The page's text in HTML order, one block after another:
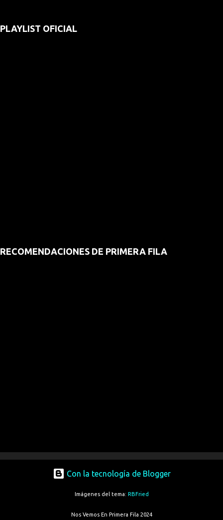
PLAYLIST OFICIAL
RECOMENDACIONES DE PRIMERA FILA
Con la tecnología de Blogger
Imágenes del tema: RBFried
Nos Vemos En Primera Fila 2024